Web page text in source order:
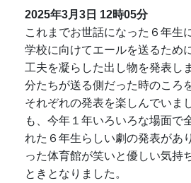
2025年3月3日 12時05分
これまでお世話になった６年生
学校に向けてエールを送るため
工夫を凝らした出し物を発表し
分たちが送る側だった時のころ
それぞれの発表を楽しんでいま
も、今年１年いろいろな場面で
れた６年生らしい劇の発表があ
った体育館が笑いと優しい気持
ときとなりました。